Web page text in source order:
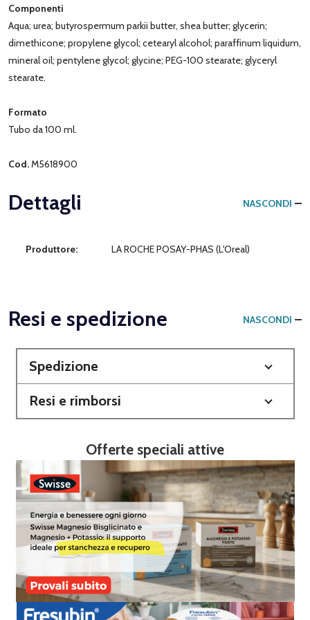
Componenti
Aqua; urea; butyrospermum parkii butter, shea butter; glycerin;
dimethicone; propylene glycol; cetearyl alcohol; paraffinum liquidum,
mineral oil; pentylene glycol; glycine; PEG-100 stearate; glyceryl
stearate.
Formato
Tubo da 100 ml.
Cod.M5618900
Dettagli NASCONDI
Produttore: LA ROCHE POSAY-PHAS (L'Oreal)
Resi e spedizione NASCONDI
Spedizione
Resi e rimborsi
Offerte speciali attive